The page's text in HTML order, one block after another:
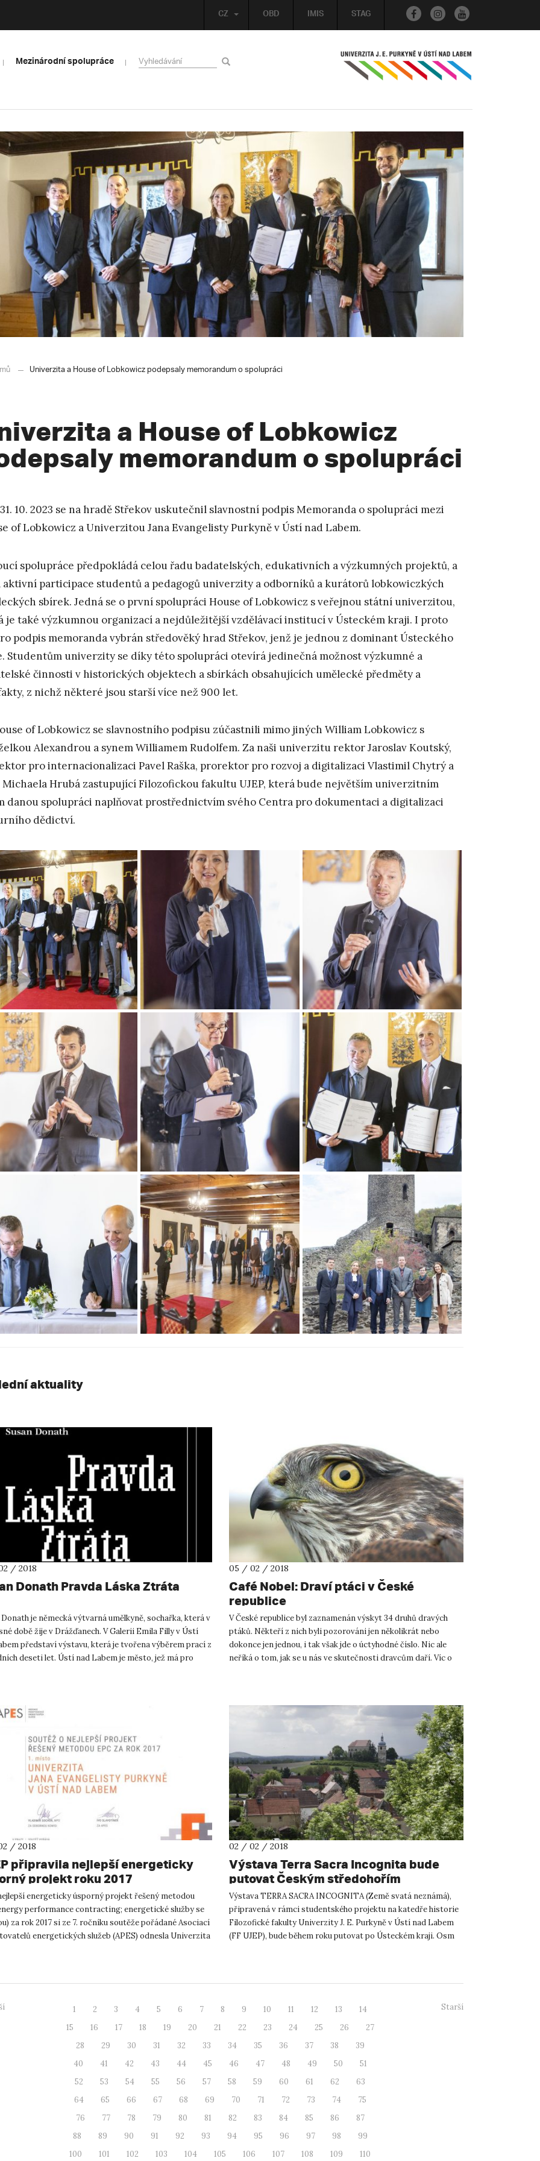
OBD IMIS STAG
CZ
Mezinárodní spolupráce
Univerzita a House of Lobkowicz podepsaly memorandum o spolupráci
a House of Lobkowicz
memorandum o spolupráci
10. 2023 se na hradě Střekov uskutečnil slavnostní podpis Memoranda o spolupráci mezi
of Lobkowicz a Univerzitou Jana Evangelisty Purkyně v Ústí nad Labem.
spolupráce předpokládá celou řadu badatelských, edukativních a výzkumných projektů, a
aktivní participace studentů a pedagogů univerzity a odborníků a kurátorů lobkowiczkých
sbírek. Jedná se o první spolupráci House of Lobkowicz s veřejnou státní univerzitou,
je také výzkumnou organizací a nejdůležitější vzdělávací institucí v Ústeckém kraji. I proto
podpis memoranda vybrán středověký hrad Střekov, jenž je jednou z dominant Ústeckého
Studentům univerzity se díky této spolupráci otevírá jedinečná možnost výzkumné a
činnosti v historických objektech a sbírkách obsahujících umělecké předměty a
z nichž některé jsou starší více než 900 let.
of Lobkowicz se slavnostního podpisu zúčastnili mimo jiných William Lobkowicz s
Alexandrou a synem Williamem Rudolfem. Za naši univerzitu rektor Jaroslav Koutský,
pro internacionalizaci Pavel Raška, prorektor pro rozvoj a digitalizaci Vlastimil Chytrý a
Hrubá zastupující Filozofickou fakultu UJEP, která bude největším univerzitním
danou spolupráci naplňovat prostřednictvím svého Centra pro dokumentaci a digitalizaci
dědictví.
aktuality
/ 2018
Donath Pravda Láska Ztráta
Donath je německá výtvarná umělkyně, sochařka, která v
době žije v Drážďanech. V Galerii Emila Filly v Ústí
představí výstavu, která je tvořena výběrem prací z
deseti let. Ústí nad Labem je město, jež má pro
05 / 02 / 2018
Café Nobel: Draví ptáci v České
republice
V České republice byl zaznamenán výskyt 34 druhů dravých
ptáků. Někteří z nich byli pozorováni jen několikrát nebo
dokonce jen jednou, i tak však jde o úctyhodné číslo. Nic ale
neříká o tom, jak se u nás ve skutečnosti dravcům daří. Víc o
/ 2018
připravila nejlepší energeticky
projekt roku 2017
energeticky úsporný projekt řešený metodou
performance contracting; energetické služby se
za rok 2017 si ze 7. ročníku soutěže pořádané Asociací
energetických služeb (APES) odnesla Univerzita
02 / 02 / 2018
Výstava Terra Sacra Incognita bude
putovat Českým středohořím
Výstava TERRA SACRA INCOGNITA (Země svatá neznámá),
připravená v rámci studentského projektu na katedře historie
Filozofické fakulty Univerzity J. E. Purkyně v Ústí nad Labem
(FF UJEP), bude během roku putovat po Ústeckém kraji. Osm
1 2 3 4 5 6 7 8 9 10 11 12 13
14
15
16 17 18 19 20 21 22 23 24 25 26
27
28
29 30 31 32 33 34 35 36 37 38
39
40
41 42 43 44 45 46 47 48 49 50
51
52
53 54 55 56 57 58 59 60 61 62
63
64
65 66 67 68 69 70 71 72 73 74
75
76
77 78 79 80 81 82 83 84 85 86
87
88
89 90 91 92 93 94 95 96 97 98
99
100
101 102 103 104 105 106 107 108 109 110
Starší